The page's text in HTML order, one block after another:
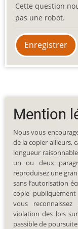
Cette question
pas une robot.
Mention
Nous vous
de la copier ailleurs,
longueur
un ou deux
reproduisez une
sans l’autorisation
copie
vous
violation des lois
passible de